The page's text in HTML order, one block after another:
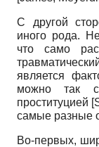
С другой
иного рода.
что само
является
можно так
проституцией
самые разные
Во-первых,